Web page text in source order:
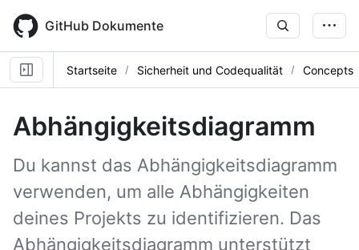
main
content
GitHub Dokumente
Startseite Sicherheit und Codequalität Concepts
Abhängigkeitsdiagramm
Du kannst das Abhängigkeitsdiagramm
verwenden, um alle Abhängigkeiten
deines Projekts zu identifizieren. Das
Abhängigkeitsdiagramm unterstützt